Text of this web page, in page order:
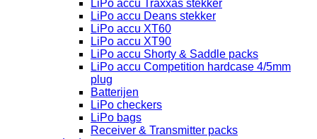
LiPo accu Traxxas stekker
LiPo accu Deans stekker
LiPo accu XT60
LiPo accu XT90
LiPo accu Shorty & Saddle packs
LiPo accu Competition hardcase 4/5mm
plug
Batterijen
LiPo checkers
LiPo bags
Receiver & Transmitter packs